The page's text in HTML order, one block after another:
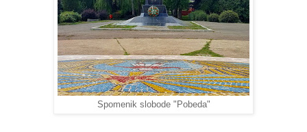
Spomenik slobode "Pobeda"